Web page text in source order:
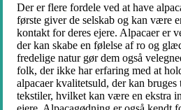
Der er flere fordele ved at have
første giver de selskab og kan være
kontakt for deres ejere. Alpacaer er
der kan skabe en følelse af ro og
fredelige natur gør dem også
folk, der ikke har erfaring med at
alpacaer kvalitetsuld, der kan
tekstiler, hvilket kan være en ekstra